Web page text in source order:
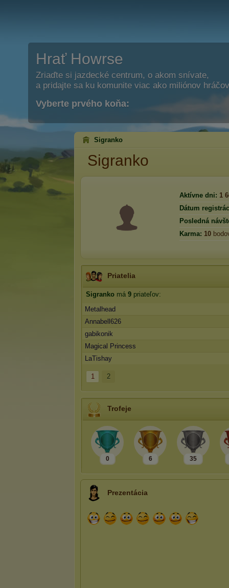
Hrať Howrse
Zriaďte si jazdecké centrum, o akom snívate,
a pridajte sa ku komunite viac ako miliónov
Vyberte prvého koňa:
Sigranko
Sigranko
Aktívne dni: 1
Dátum
Posledná
Karma: 10
Priatelia
Sigranko má 9 priateľov:
Metalhead
Annabell626
gabikonik
Magical Princess
LaTishay
1 2
Trofeje
0 6 35
Prezentácia